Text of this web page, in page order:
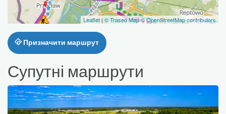
Leaflet | © Traseo Map© OpenStreetMap contributors
Призначити маршрут
Супутні маршрути